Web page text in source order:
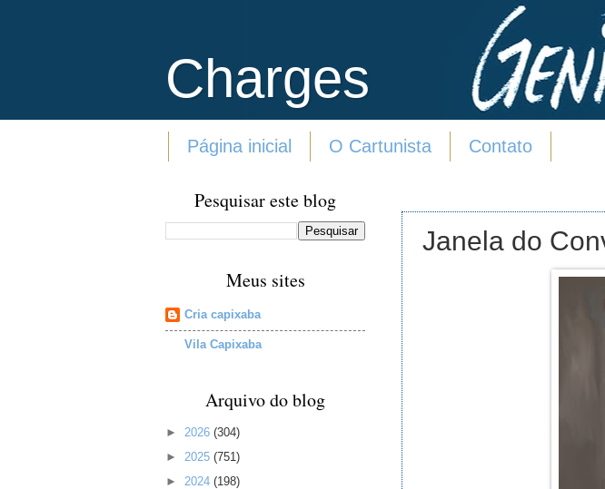
Charges
Página inicial O Cartunista Contato
Janela do
Pesquisar este blog
Meus sites
Cria capixaba
Vila Capixaba
Arquivo do blog
► 2026 (304)
► 2025 (751)
► 2024 (198)